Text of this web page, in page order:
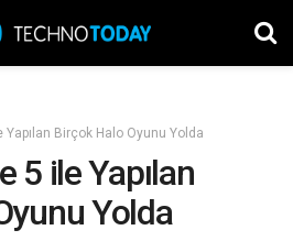
Yapılan Birçok Halo Oyunu Yolda
5 ile Yapılan
Yolda